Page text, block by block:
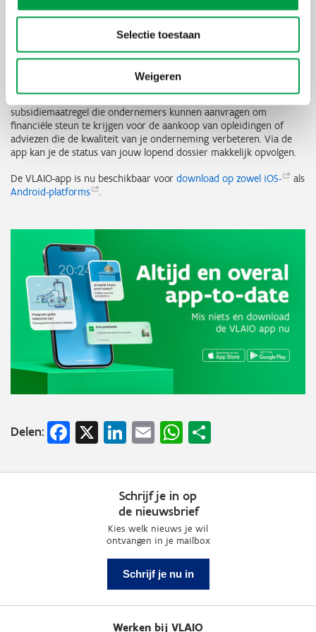
Selectie toestaan
Weigeren
een VLAIO steunaanvraag en daarbij meteen ook het
projectplan helpt structureren
Kmo-portefeuille
Via de app kan je ook eenvoudig een kmo-portefeuille aanvragen
en opvolgen. De kmo-portefeuille is een populaire
subsidiemaatregel die ondernemers kunnen aanvragen om
financiële steun te krijgen voor de aankoop van opleidingen of
adviezen die de kwaliteit van je onderneming verbeteren. Via de
app kan je de status van jouw lopend dossier makkelijk opvolgen.
De VLAIO-app is nu beschikbaar voor download op zowel iOS-
als
Android-platforms
.
Delen: Facebook
X LinkedIn
EmailWhatsApp
Schrijf je in op
de nieuwsbrief
Kies welk nieuws je wil
ontvangen in je mailbox
Schrijf je nu in
Werken bij VLAIO